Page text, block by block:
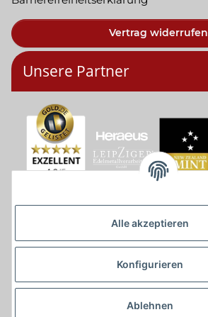
Alle akzeptieren
Konfigurieren
Ablehnen
Vertrag widerrufen
Unsere Partner